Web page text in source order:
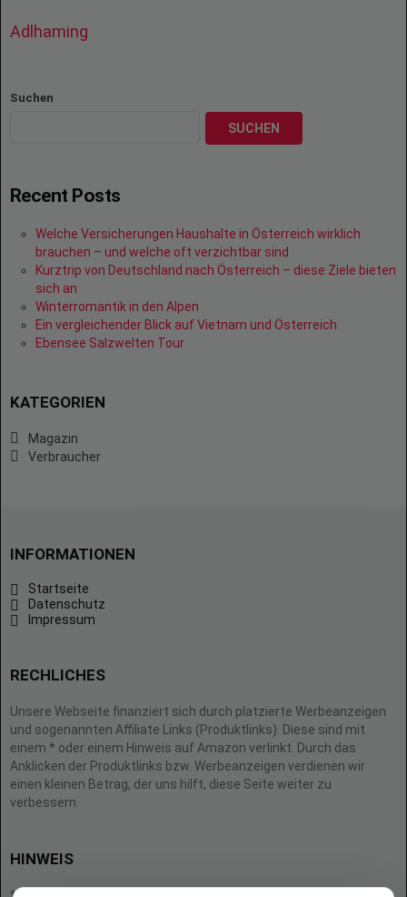
Adlhaming
Suchen
SUCHEN
Recent Posts
Welche Versicherungen Haushalte in Österreich wirklich
brauchen – und welche oft verzichtbar sind
Kurztrip von Deutschland nach Österreich – diese Ziele bieten
sich an
Winterromantik in den Alpen
Ein vergleichender Blick auf Vietnam und Österreich
Ebensee Salzwelten Tour
KATEGORIEN
Magazin
Verbraucher
INFORMATIONEN
Startseite
Datenschutz
Impressum
RECHLICHES
Unsere Webseite finanziert sich durch platzierte Werbeanzeigen
und sogenannten Affiliate Links (Produktlinks). Diese sind mit
einem * oder einem Hinweis auf Amazon verlinkt. Durch das
Anklicken der Produktlinks bzw. Werbeanzeigen verdienen wir
einen kleinen Betrag, der uns hilft, diese Seite weiter zu
verbessern.
HINWEIS